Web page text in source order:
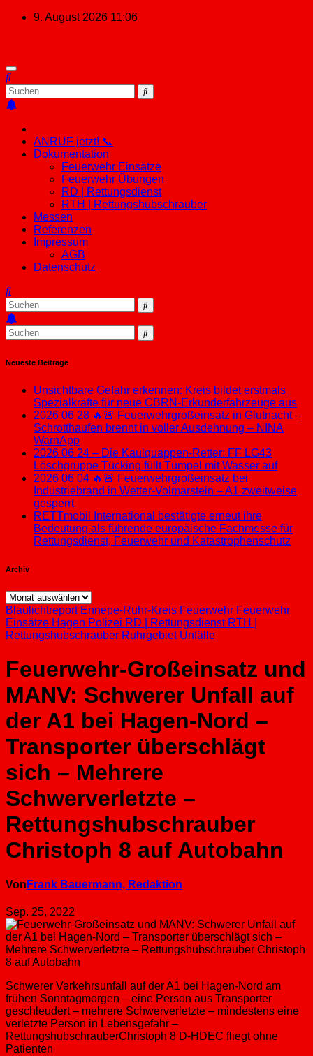
Zum
9. August 2026 11:06
ANRUF jetzt! 📞
Dokumentation
Feuerwehr Einsätze
Feuerwehr Übungen
RD | Rettungsdienst
RTH | Rettungshubschrauber
Messen
Referenzen
Impressum
AGB
Datenschutz
Neueste Beiträge
Unsichtbare Gefahr erkennen: Kreis bildet erstmals
Spezialkräfte für neue CBRN-Erkunderfahrzeuge aus
2026 06 28 🔥🚨 Feuerwehrgroßeinsatz in Glutnacht –
Schrotthaufen brennt in voller Ausdehnung – NINA
WarnApp
2026 06 24 – Die Kaulquappen-Retter: FF LG43
Löschgruppe Tücking füllt Tümpel mit Wasser auf
2026 06 04 🔥🚨 Feuerwehrgroßeinsatz bei
Industriebrand in Wetter-Volmarstein – A1 zweitweise
gesperrt
RETTmobil International bestätigte erneut ihre
Bedeutung als führende europäische Fachmesse für
Rettungsdienst, Feuerwehr und Katastrophenschutz
Archiv
Archiv
Blaulichtreport Ennepe-Ruhr-Kreis Feuerwehr Feuerwehr
Einsätze Hagen Polizei RD | Rettungsdienst RTH |
Rettungshubschrauber Ruhrgebiet Unfälle
Feuerwehr-Großeinsatz und
MANV: Schwerer Unfall auf
der A1 bei Hagen-Nord –
Transporter überschlägt
sich – Mehrere
Schwerverletzte –
Rettungshubschrauber
Christoph 8 auf Autobahn
Von Frank Bauermann, Redaktion
Sep. 25, 2022
Schwerer Verkehrsunfall auf der A1 bei Hagen-Nord am
frühen Sonntagmorgen – eine Person aus Transporter
geschleudert – mehrere Schwerverletzte – mindestens eine
verletzte Person in Lebensgefahr –
RettungshubschrauberChristoph 8 D-HDEC fliegt ohne
Patienten